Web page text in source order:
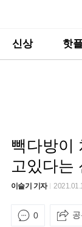
신상 핫
빽다방이
고있다는
이슬기 기자
0